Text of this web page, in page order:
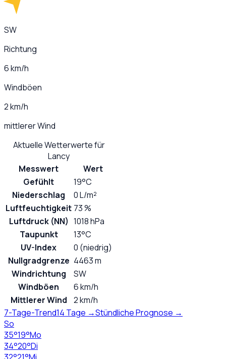
SW
Richtung
6 km/h
Windböen
2 km/h
mittlerer Wind
Aktuelle Wetterwerte für
Lancy
Messwert
Wert
Gefühlt
19°C
Niederschlag
0 L/m²
Luftfeuchtigkeit 73 %
Luftdruck (NN) 1018 hPa
Taupunkt
13°C
UV-Index
0 (niedrig)
Nullgradgrenze 4463 m
Windrichtung
SW
Windböen
6 km/h
Mittlerer Wind
2 km/h
7-Tage-Trend14 Tage →Stündliche Prognose →
So
35°19°Mo
34°20°Di